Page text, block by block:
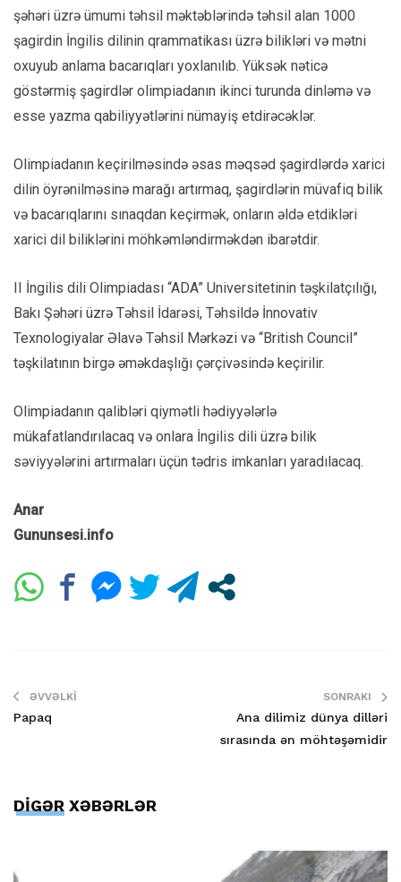
şəhəri üzrə ümumi təhsil məktəblərində təhsil alan 1000
şagirdin İngilis dilinin qrammatikası üzrə bilikləri və mətni
oxuyub anlama bacarıqları yoxlanılıb. Yüksək nəticə
göstərmiş şagirdlər olimpiadanın ikinci turunda dinləmə və
esse yazma qabiliyyətlərini nümayiş etdirəcəklər.
Olimpiadanın keçirilməsində əsas məqsəd şagirdlərdə xarici
dilin öyrənilməsinə marağı artırmaq, şagirdlərin müvafiq bilik
və bacarıqlarını sınaqdan keçirmək, onların əldə etdikləri
xarici dil biliklərini möhkəmləndirməkdən ibarətdir.
II İngilis dili Olimpiadası “ADA” Universitetinin təşkilatçılığı,
Bakı Şəhəri üzrə Təhsil İdarəsi, Təhsildə İnnovativ
Texnologiyalar Əlavə Təhsil Mərkəzi və “British Council”
təşkilatının birgə əməkdaşlığı çərçivəsində keçirilir.
Olimpiadanın qalibləri qiymətli hədiyyələrlə
mükafatlandırılacaq və onlara İngilis dili üzrə bilik
səviyyələrini artırmaları üçün tədris imkanları yaradılacaq.
Anar
Gununsesi.info
ƏVVƏLKI
Papaq
SONRAKI
Ana dilimiz dünya dilləri
sırasında ən möhtəşəmidir
DİGƏR XƏBƏRLƏR